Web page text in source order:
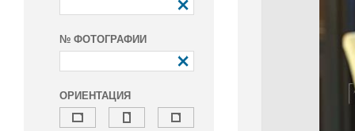
№ ФОТОГРАФИИ
ОРИЕНТАЦИЯ